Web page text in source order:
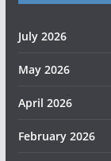
July 2026
May 2026
April 2026
February 2026